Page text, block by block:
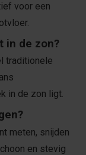
voor een
in de zon?
traditionele
in de zon ligt.
meten, snijden
en stevig